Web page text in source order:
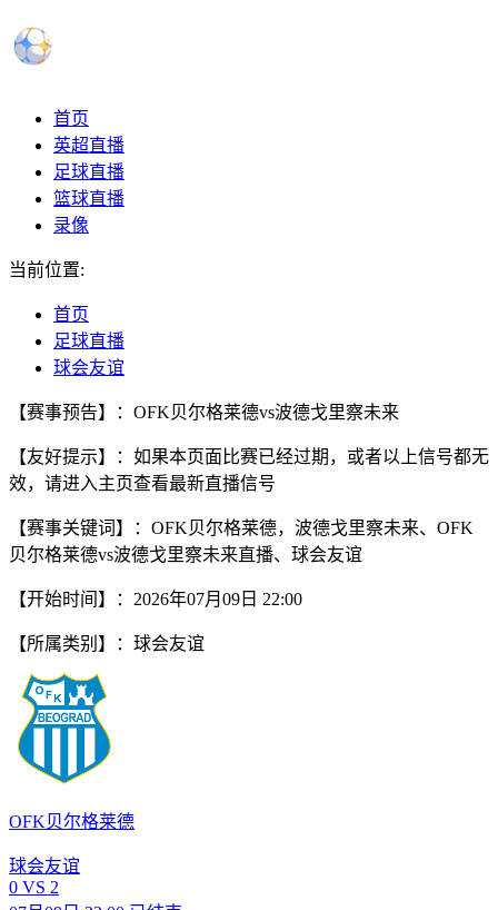
首页
英超直播
足球直播
篮球直播
录像
当前位置:
首页
足球直播
球会友谊
【赛事预告】：OFK贝尔格莱德vs波德戈里察未来
【友好提示】：如果本页面比赛已经过期，或者以上信号都无
效，请进入主页查看最新直播信号
【赛事关键词】：OFK贝尔格莱德，波德戈里察未来、OFK
贝尔格莱德vs波德戈里察未来直播、球会友谊
【开始时间】：2026年07月09日 22:00
【所属类别】：球会友谊
OFK贝尔格莱德
球会友谊
0 VS 2